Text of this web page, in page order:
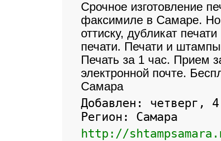
Срочное изготовление
факсимиле в Самаре.
оттиску, дубликат
печати. Печати и
Печать за 1 час. Прием
электронной почте.
Самара
Добавлен: четверг,
Регион: Самара
http://